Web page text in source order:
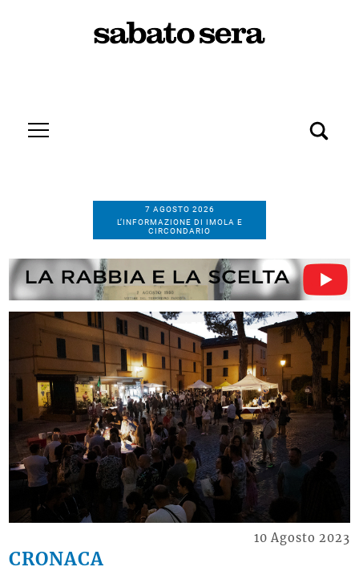
7 AGOSTO 2026
L’INFORMAZIONE DI IMOLA E
CIRCONDARIO
CRONACA
10 Agosto 2023